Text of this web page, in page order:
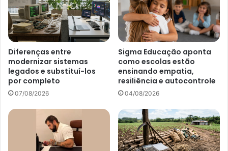
Diferenças entre
modernizar sistemas
legados e substituí-los
por completo
07/08/2026
Sigma Educação aponta
como escolas estão
ensinando empatia,
resiliência e autocontrole
04/08/2026